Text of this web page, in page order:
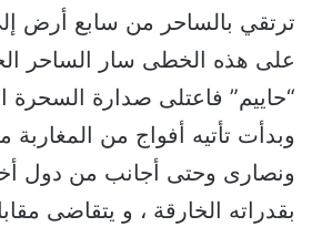
ترتقي بالساحر من سابع أرض
على هذه الخطى سار الساحر
“حاييم” فاعتلى صدارة السحرة
وبدأت تأتيه أفواج من المغاربة
ونصارى وحتى أجانب من دول
بقدراته الخارقة ، و يتقاضى